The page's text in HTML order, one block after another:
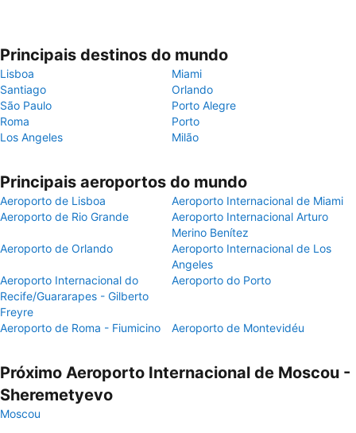
Principais destinos do mundo
Lisboa
Miami
Santiago
Orlando
São Paulo
Porto Alegre
Roma
Porto
Los Angeles
Milão
Principais aeroportos do mundo
Aeroporto de Lisboa
Aeroporto Internacional de Miami
Aeroporto de Rio Grande
Aeroporto Internacional Arturo
Merino Benítez
Aeroporto de Orlando
Aeroporto Internacional de Los
Angeles
Aeroporto Internacional do
Recife/Guararapes - Gilberto
Freyre
Aeroporto do Porto
Aeroporto de Roma - Fiumicino Aeroporto de Montevidéu
Próximo Aeroporto Internacional de Moscou -
Sheremetyevo
Moscou